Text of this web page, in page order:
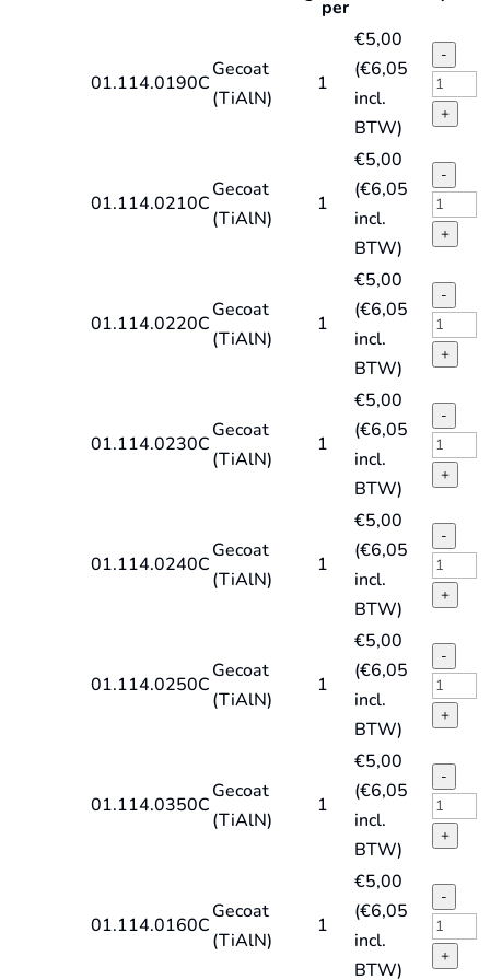
per
01.114.0190C
Gecoat
(TiAlN)
1
€5,00
(€6,05
incl.
BTW)
-
HSS-
E
type
HD-
TiAlN
+
01.114.0210C
Gecoat
(TiAlN)
1
€5,00
(€6,05
incl.
BTW)
-
HSS-
E
type
HD-
TiAlN
+
01.114.0220C
Gecoat
(TiAlN)
1
€5,00
(€6,05
incl.
BTW)
-
HSS-
E
type
HD-
TiAlN
+
01.114.0230C
Gecoat
(TiAlN)
1
€5,00
(€6,05
incl.
BTW)
-
HSS-
E
type
HD-
TiAlN
+
01.114.0240C
Gecoat
(TiAlN)
1
€5,00
(€6,05
incl.
BTW)
-
HSS-
E
type
HD-
TiAlN
+
01.114.0250C
Gecoat
(TiAlN)
1
€5,00
(€6,05
incl.
BTW)
-
HSS-
E
type
HD-
TiAlN
+
01.114.0350C
Gecoat
(TiAlN)
1
€5,00
(€6,05
incl.
BTW)
-
HSS-
E
type
HD-
+
01.114.0160C
Gecoat
(TiAlN)
1
€5,00
(€6,05
incl.
BTW)
-
HSS-
E +